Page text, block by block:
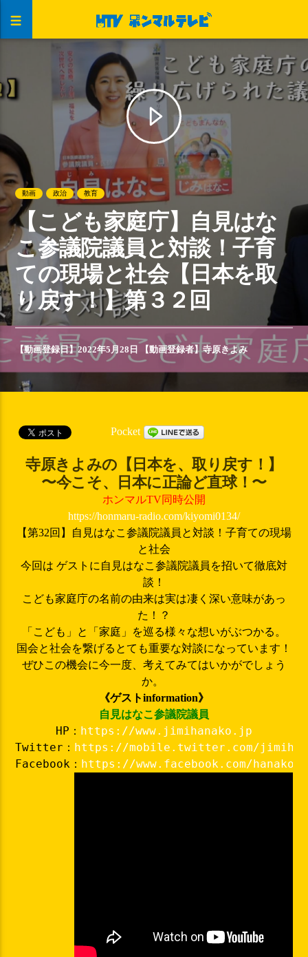
動画 政治 教育
【こども家庭庁】自見はな
こ参議院議員と対談！子育
ての現場と社会【日本を取
り戻す！】第３２回
【動画登録日】2022年5月28日 【動画登録者】寺原きよみ
Pocket
寺原きよみの【日本を、取り戻す！】
〜今こそ、日本に正論ど直球！〜
ホンマルTV同時公開
https://honmaru-radio.com/kiyomi0134/
【第32回】自見はなこ参議院議員と対談！子育ての現場
と社会
今回は ゲストに自見はなこ参議院議員を招いて徹底対
談！
こども家庭庁の名前の由来は実は凄く深い意味があっ
た！？
「こども」と「家庭」を巡る様々な想いがぶつかる。
国会と社会を繋げるとても重要な対談になっています！
ぜひこの機会に今一度、考えてみてはいかがでしょう
か。
《ゲストinformation》
自見はなこ参議院議員
HP： https://www.jimihanako.jp
Twitter：
Facebook：